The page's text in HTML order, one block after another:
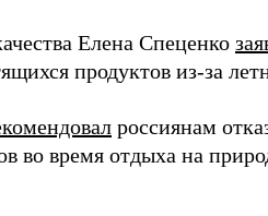
Елена Спеценко
продуктов из-за
россиянам
во время отдыха на